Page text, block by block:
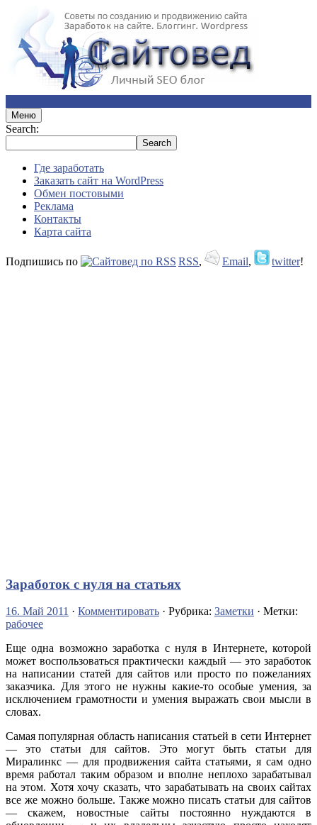
Меню
Search:
Где заработать
Заказать сайт на WordPress
Обмен постовыми
Реклама
Контакты
Карта сайта
Подпишись по RSS, Email, twitter!
Заработок с нуля на статьях
16. Май 2011 · Комментировать · Рубрика: Заметки · Метки:
рабочее
Еще одна возможно заработка с нуля в Интернете, которой
может воспользоваться практически каждый — это заработок
на написании статей для сайтов или просто по пожеланиях
заказчика. Для этого не нужны какие-то особые умения, за
исключением грамотности и умения выражать свои мысли в
словах.
Самая популярная область написания статьей в сети Интернет
— это статьи для сайтов. Это могут быть статьи для
Миралинкс — для продвижения сайта статьями, я сам одно
время работал таким образом и вполне неплохо зарабатывал
на этом. Хотя хочу сказать, что зарабатывать на своих сайтах
все же можно больше. Также можно писать статьи для сайтов
— скажем, новостные сайты постоянно нуждаются в